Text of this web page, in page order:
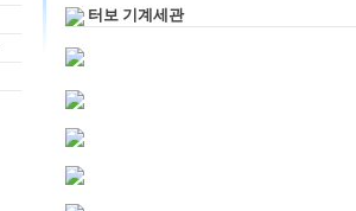
터보 기계세관